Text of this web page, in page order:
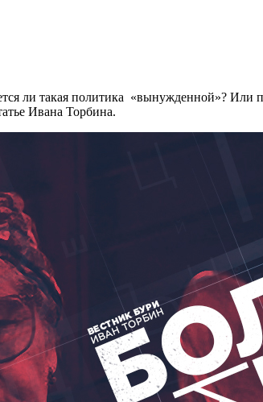
ли такая политика «вынужденной»?
Ивана Торбина.